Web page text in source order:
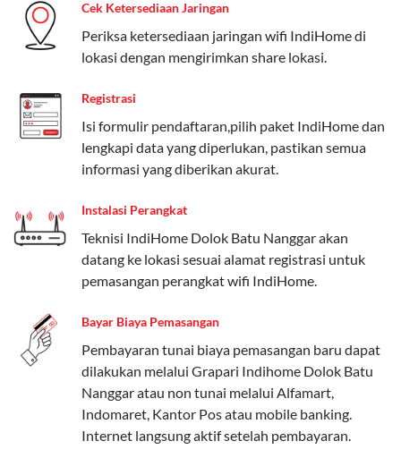
Pengguna bisa memilih sesuai kebutuhan, baik untuk
internet, komunikasi, atau hiburan.
Complete untuk yang menginginkan fitur lengkap,
dan Paket Dynamic IP untuk pengguna yang
memprioritaskan kecepatan internet tinggi.
Salah satu fitur unggulan Telkomsel One adalah Paket
Kuota Keluarga. Dengan kuota hingga 30 GB, Anda
bisa membagikan internet kepada anggota keluarga
atau teman tanpa perlu khawatir kehabisan kuota.
Kuota Keluarga 30 GB
Kuota ini dapat digunakan secara bersama-sama oleh
Admin (pelanggan utama) dan anggota yang terdaftar.
Bisa Dibagi Hingga 5 Anggota
Cek Ketersediaan Jaringan
Periksa ketersediaan jaringan wifi IndiHome di
lokasi dengan mengirimkan share lokasi.
Registrasi
Isi formulir pendaftaran,pilih paket IndiHome dan
lengkapi data yang diperlukan, pastikan semua
informasi yang diberikan akurat.
Instalasi Perangkat
Teknisi IndiHome Dolok Batu Nanggar akan
datang ke lokasi sesuai alamat registrasi untuk
pemasangan perangkat wifi IndiHome.
Bayar Biaya Pemasangan
Pembayaran tunai biaya pemasangan baru dapat
dilakukan melalui Grapari Indihome Dolok Batu
Nanggar atau non tunai melalui Alfamart,
Indomaret, Kantor Pos atau mobile banking.
Internet langsung aktif setelah pembayaran.